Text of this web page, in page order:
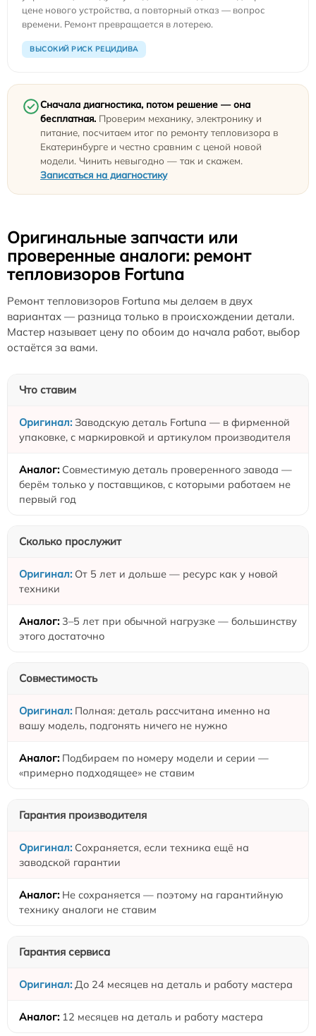
цене нового устройства, а повторный отказ — вопрос
времени. Ремонт превращается в лотерею.
ВЫСОКИЙ РИСК РЕЦИДИВА
Сначала диагностика, потом решение — она
бесплатная. Проверим механику, электронику и
питание, посчитаем итог по ремонту тепловизора в
Екатеринбурге и честно сравним с ценой новой
модели. Чинить невыгодно — так и скажем.
Записаться на диагностику
Оригинальные запчасти или
проверенные аналоги: ремонт
тепловизоров Fortuna
Ремонт тепловизоров Fortuna мы делаем в двух
вариантах — разница только в происхождении детали.
Мастер называет цену по обоим до начала работ, выбор
остаётся за вами.
Что ставим
Заводскую деталь Fortuna — в фирменной
упаковке, с маркировкой и артикулом производителя
Совместимую деталь проверенного завода —
берём только у поставщиков, с которыми работаем не
первый год
Сколько прослужит
От 5 лет и дольше — ресурс как у новой
техники
3–5 лет при обычной нагрузке — большинству
этого достаточно
Совместимость
Полная: деталь рассчитана именно на
вашу модель, подгонять ничего не нужно
Подбираем по номеру модели и серии —
«примерно подходящее» не ставим
Гарантия производителя
Сохраняется, если техника ещё на
заводской гарантии
Не сохраняется — поэтому на гарантийную
технику аналоги не ставим
Гарантия сервиса
До 24 месяцев на деталь и работу мастера
12 месяцев на деталь и работу мастера